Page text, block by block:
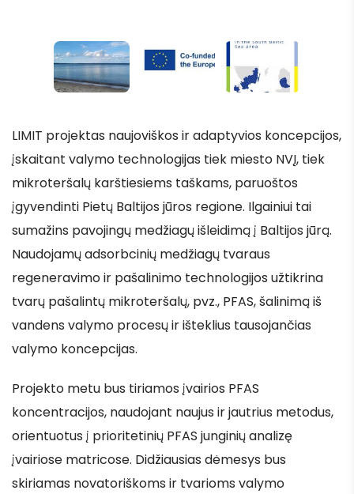
LIMIT projektas naujoviškos ir adaptyvios koncepcijos,
įskaitant valymo technologijas tiek miesto NVĮ, tiek
mikroteršalų karštiesiems taškams, paruoštos
įgyvendinti Pietų Baltijos jūros regione. Ilgainiui tai
sumažins pavojingų medžiagų išleidimą į Baltijos jūrą.
Naudojamų adsorbcinių medžiagų tvaraus
regeneravimo ir pašalinimo technologijos užtikrina
tvarų pašalintų mikroteršalų, pvz., PFAS, šalinimą iš
vandens valymo procesų ir išteklius tausojančias
valymo koncepcijas.
Projekto metu bus tiriamos įvairios PFAS
koncentracijos, naudojant naujus ir jautrius metodus,
orientuotus į prioritetinių PFAS junginių analizę
įvairiose matricose. Didžiausias dėmesys bus
skiriamas novatoriškoms ir tvarioms valymo